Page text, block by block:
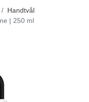
Handtvål
| 250 ml